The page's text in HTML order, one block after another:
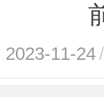
2023-11-24/